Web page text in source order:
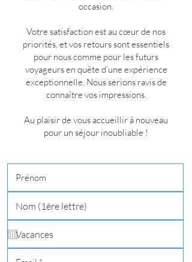
occasion.
Votre satisfaction est au cœur de nos
priorités, et vos retours sont essentiels
pour nous comme pour les futurs
voyageurs en quête d’une expérience
exceptionnelle. Nous serions ravis de
connaître vos impressions.
Au plaisir de vous accueillir à nouveau
pour un séjour inoubliable !